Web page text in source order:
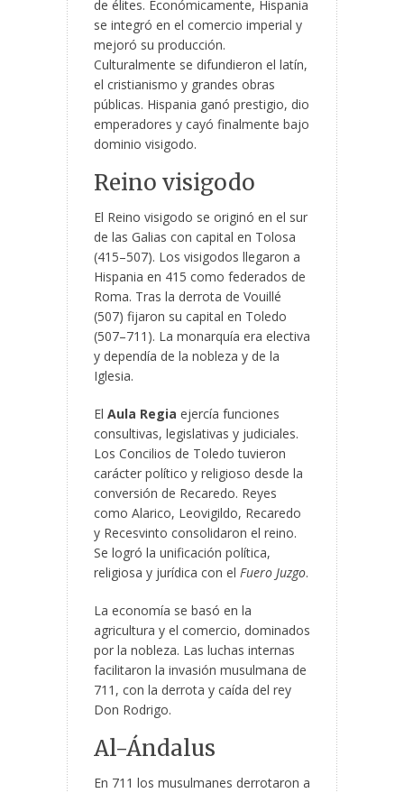
de élites. Económicamente, Hispania
se integró en el comercio imperial y
mejoró su producción.
Culturalmente se difundieron el latín,
el cristianismo y grandes obras
públicas. Hispania ganó prestigio, dio
emperadores y cayó finalmente bajo
dominio visigodo.
Reino visigodo
El Reino visigodo se originó en el sur
de las Galias con capital en Tolosa
(415–507). Los visigodos llegaron a
Hispania en 415 como federados de
Roma. Tras la derrota de Vouillé
(507) fijaron su capital en Toledo
(507–711). La monarquía era electiva
y dependía de la nobleza y de la
Iglesia.
El Aula Regia ejercía funciones
consultivas, legislativas y judiciales.
Los Concilios de Toledo tuvieron
carácter político y religioso desde la
conversión de Recaredo. Reyes
como Alarico, Leovigildo, Recaredo
y Recesvinto consolidaron el reino.
Se logró la unificación política,
religiosa y jurídica con el Fuero Juzgo.
La economía se basó en la
agricultura y el comercio, dominados
por la nobleza. Las luchas internas
facilitaron la invasión musulmana de
711, con la derrota y caída del rey
Don Rodrigo.
Al-Ándalus
En 711 los musulmanes derrotaron a